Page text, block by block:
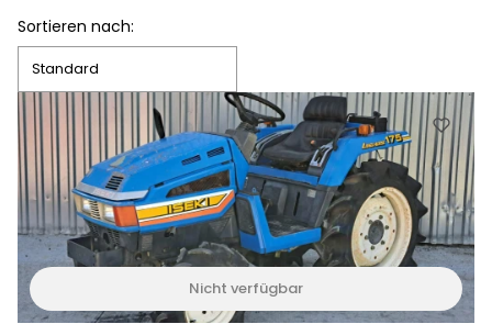
Produktliste
Sortieren nach:
Standard
Nicht verfügbar